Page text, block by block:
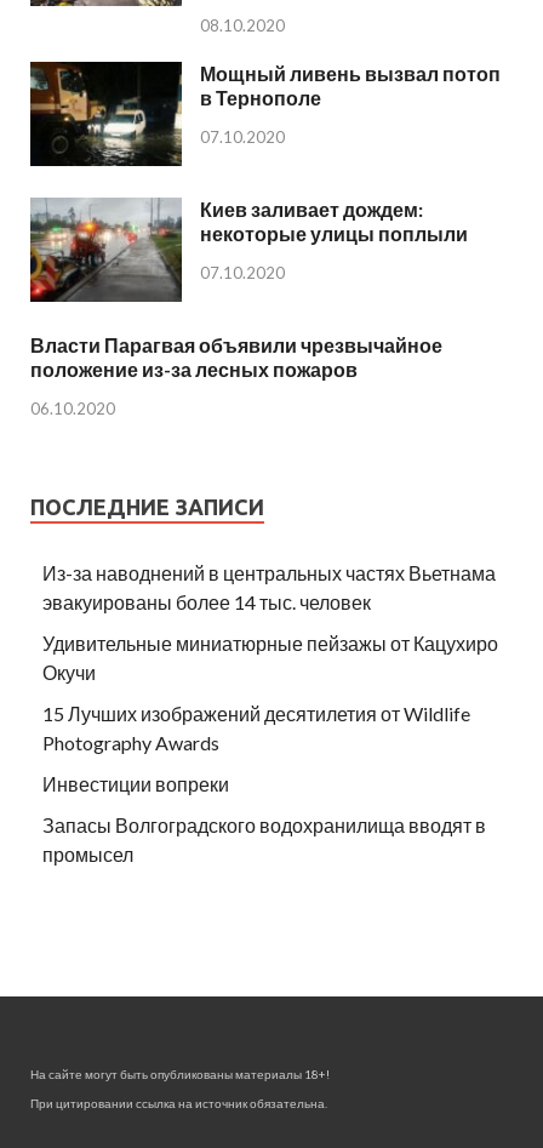
08.10.2020
Мощный ливень вызвал потоп
в Тернополе
07.10.2020
Киев заливает дождем:
некоторые улицы поплыли
07.10.2020
Власти Парагвая объявили чрезвычайное
положение из-за лесных пожаров
06.10.2020
ПОСЛЕДНИЕ ЗАПИСИ
Из-за наводнений в центральных частях Вьетнама
эвакуированы более 14 тыс. человек
Удивительные миниатюрные пейзажы от Кацухиро
Окучи
15 Лучших изображений десятилетия от Wildlife
Photography Awards
Инвестиции вопреки
Запасы Волгоградского водохранилища вводят в
промысел
На сайте могут быть опубликованы материалы 18+!
При цитировании ссылка на источник обязательна.